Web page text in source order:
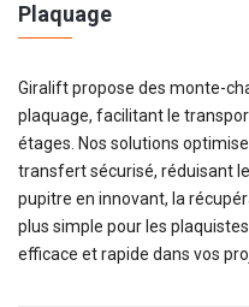
Plaquage
Giralift propose des monte-
plaquage, facilitant le
étages. Nos solutions
transfert sécurisé, réduisant
pupitre en innovant, la
plus simple pour les
efficace et rapide dans vos